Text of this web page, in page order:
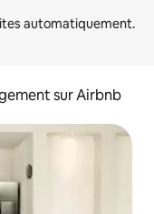
sur Airbnb